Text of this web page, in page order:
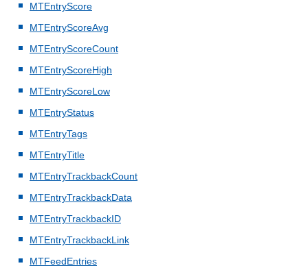
MTEntryScore
MTEntryScoreAvg
MTEntryScoreCount
MTEntryScoreHigh
MTEntryScoreLow
MTEntryStatus
MTEntryTags
MTEntryTitle
MTEntryTrackbackCount
MTEntryTrackbackData
MTEntryTrackbackID
MTEntryTrackbackLink
MTFeedEntries